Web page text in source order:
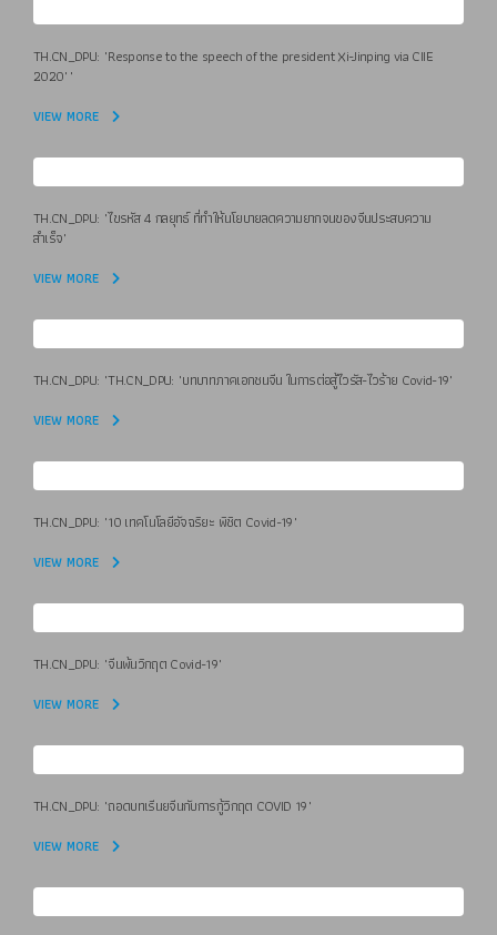
TH.CN_DPU: "Response to the speech of the president Xi-Jinping via CIIE
2020""
VIEW MORE
TH.CN_DPU: "ไขรหัส 4 กลยุทธ์ ที่ทำให้นโยบายลดความยากจนของจีนประสบความ
สำเร็จ"
VIEW MORE
TH.CN_DPU: "TH.CN_DPU: "บทบาทภาคเอกชนจีน ในการต่อสู้ไวรัส-ไวร้าย Covid-19"
VIEW MORE
TH.CN_DPU: "10 เทคโนโลยีอัจฉริยะ พิชิต Covid-19"
VIEW MORE
TH.CN_DPU: "จีนพ้นวิกฤต Covid-19"
VIEW MORE
TH.CN_DPU: "ถอดบทเรีนยจีนกับการกู้วิกฤต COVID 19"
VIEW MORE